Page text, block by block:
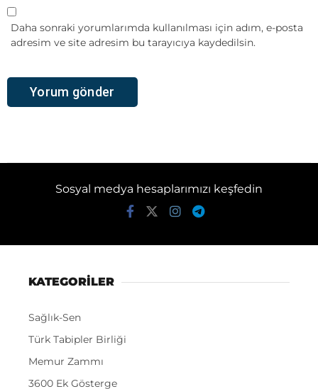
Daha sonraki yorumlarımda kullanılması için adım, e-posta
adresim ve site adresim bu tarayıcıya kaydedilsin.
Sosyal medya hesaplarımızı keşfedin
KATEGORİLER
Sağlık-Sen
Türk Tabipler Birliği
Memur Zammı
3600 Ek Gösterge